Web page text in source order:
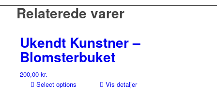
Relaterede varer
Ukendt Kunstner –
Blomsterbuket
200,00 kr.
Select options
Vis detaljer